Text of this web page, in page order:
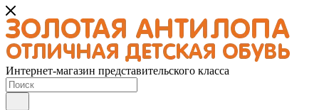
Интернет-магазин представительского класса